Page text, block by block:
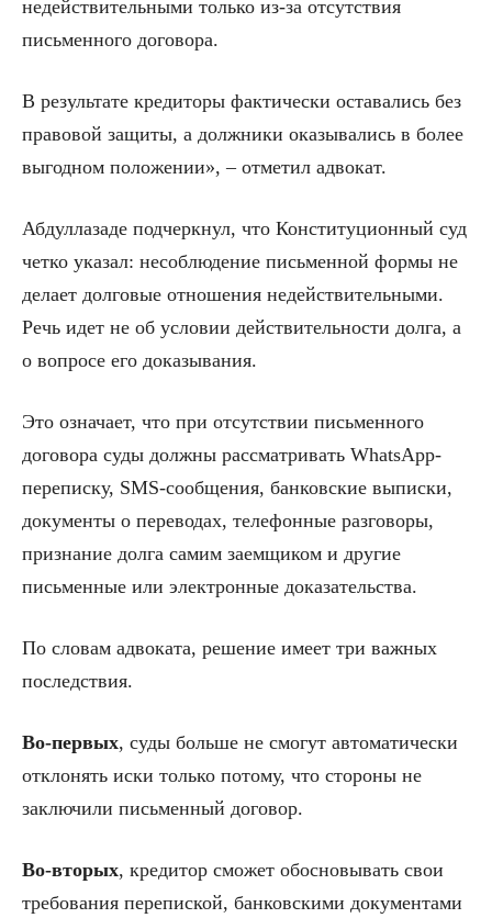
недействительными только из-за отсутствия
письменного договора.
В результате кредиторы фактически оставались без
правовой защиты, а должники оказывались в более
выгодном положении», – отметил адвокат.
Абдуллазаде подчеркнул, что Конституционный суд
четко указал: несоблюдение письменной формы не
делает долговые отношения недействительными.
Речь идет не об условии действительности долга, а
о вопросе его доказывания.
Это означает, что при отсутствии письменного
договора суды должны рассматривать WhatsApp-
переписку, SMS-сообщения, банковские выписки,
документы о переводах, телефонные разговоры,
признание долга самим заемщиком и другие
письменные или электронные доказательства.
По словам адвоката, решение имеет три важных
последствия.
Во-первых, суды больше не смогут автоматически
отклонять иски только потому, что стороны не
заключили письменный договор.
Во-вторых, кредитор сможет обосновывать свои
требования перепиской, банковскими документами